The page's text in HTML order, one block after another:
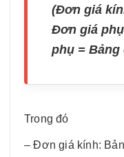
(Đơn giá
Đơn giá
phụ =
Trong đó
– Đơn giá kính: